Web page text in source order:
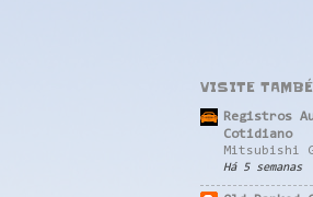
VISITE
Registros
Cotidiano
Mitsubishi
Há 5 semanas